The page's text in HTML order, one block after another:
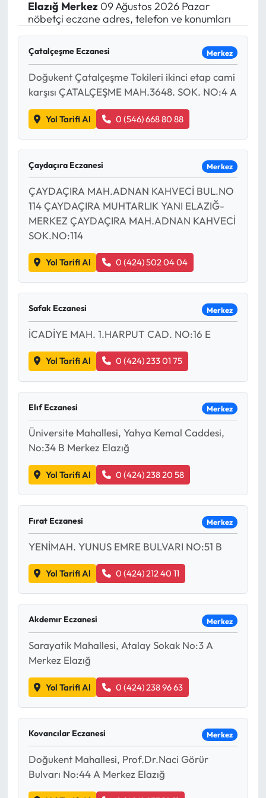
Elazığ Merkez09 Ağustos 2026 Pazar
nöbetçi eczane adres, telefon ve konumları
Çatalçeşme Eczanesi Merkez
Doğukent Çatalçeşme Tokileri ikinci etap cami
karşısı ÇATALÇEŞME MAH.3648. SOK. NO:4 A
Yol Tarifi Al 0 (546) 668 80 88
Çaydaçıra Eczanesi Merkez
ÇAYDAÇIRA MAH.ADNAN KAHVECİ BUL.NO
114 ÇAYDAÇIRA MUHTARLIK YANI ELAZIĞ-
MERKEZ ÇAYDAÇIRA MAH.ADNAN KAHVECİ
SOK.NO:114
Yol Tarifi Al 0 (424) 502 04 04
Safak Eczanesi Merkez
İCADİYE MAH. 1.HARPUT CAD. NO:16 E
Yol Tarifi Al 0 (424) 233 01 75
Elıf Eczanesi Merkez
Üniversite Mahallesi, Yahya Kemal Caddesi,
No:34 B Merkez Elazığ
Yol Tarifi Al 0 (424) 238 20 58
Fırat Eczanesi Merkez
YENİMAH. YUNUS EMRE BULVARI NO:51 B
Yol Tarifi Al 0 (424) 212 40 11
Akdemır Eczanesi Merkez
Sarayatik Mahallesi, Atalay Sokak No:3 A
Merkez Elazığ
Yol Tarifi Al 0 (424) 238 96 63
Kovancılar Eczanesi Merkez
Doğukent Mahallesi, Prof.Dr.Naci Görür
Bulvarı No:44 A Merkez Elazığ